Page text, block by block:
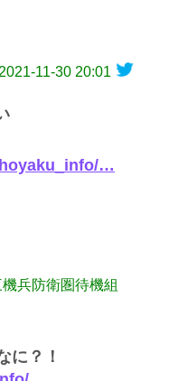
2021-11-30 20:01
…
兵防衛圏待機組
に？！